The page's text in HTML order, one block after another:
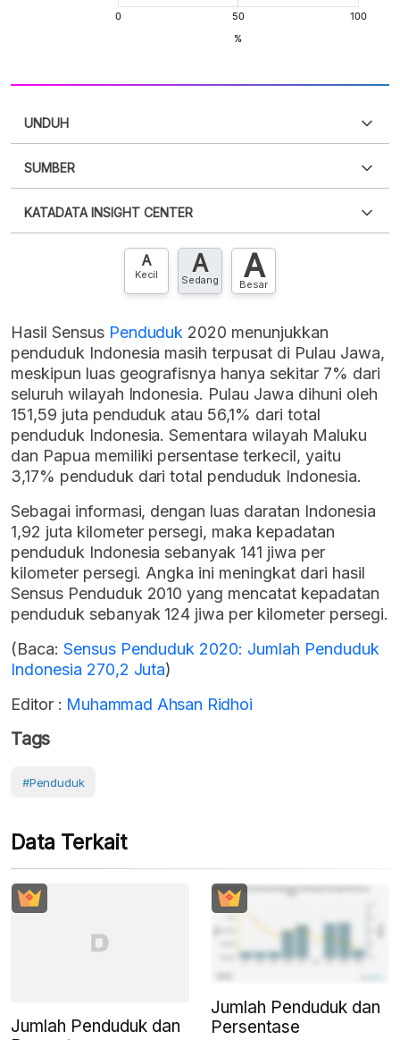
UNDUH
XLS
SUMBER
punya akun?Silakan Daftar sekarang
KATADATA INSIGHT CENTER
Hubungi sekarang »
A
Kecil A
Sedang A
Besar
Hasil Sensus Penduduk 2020 menunjukkan
penduduk Indonesia masih terpusat di Pulau Jawa,
meskipun luas geografisnya hanya sekitar 7% dari
seluruh wilayah Indonesia. Pulau Jawa dihuni oleh
151,59 juta penduduk atau 56,1% dari total
penduduk Indonesia. Sementara wilayah Maluku
dan Papua memiliki persentase terkecil, yaitu
3,17% penduduk dari total penduduk Indonesia.
Sebagai informasi, dengan luas daratan Indonesia
1,92 juta kilometer persegi, maka kepadatan
penduduk Indonesia sebanyak 141 jiwa per
kilometer persegi. Angka ini meningkat dari hasil
Sensus Penduduk 2010 yang mencatat kepadatan
penduduk sebanyak 124 jiwa per kilometer persegi.
(Baca: Sensus Penduduk 2020: Jumlah Penduduk
Indonesia 270,2 Juta)
Editor : Muhammad Ahsan Ridhoi
Tags
#Penduduk
Data Terkait
Jumlah Penduduk dan
Jumlah Penduduk dan
Persentase